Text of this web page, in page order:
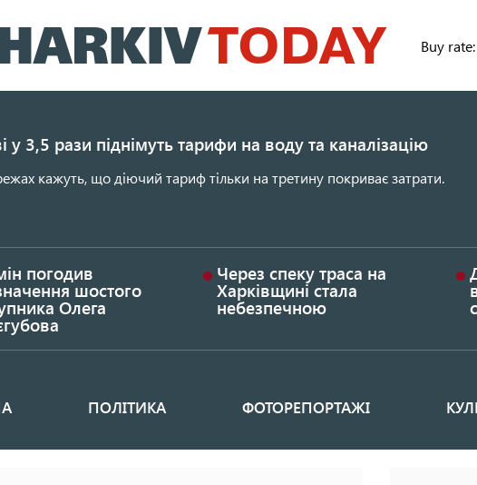
до
основного
Buy rate:
у 3,5 рази піднімуть тарифи на воду та каналізацію
кажуть, що діючий тариф тільки на третину покриває затрати.
погодив
шостого
Олега
Через спеку траса на
Харківщині стала
небезпечною
ПОЛІТИКА ФОТОРЕПОРТАЖІ